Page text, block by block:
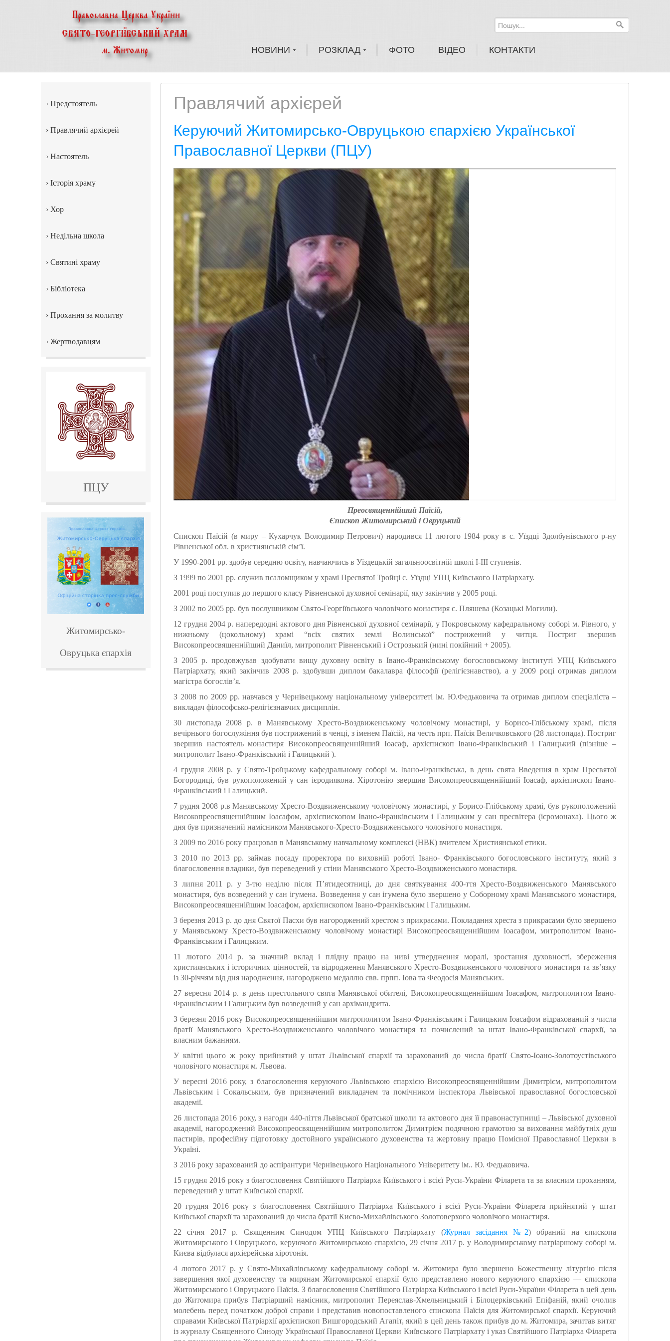
Пошук...
НОВИНИ РОЗКЛАД ФОТО ВІДЕО КОНТАКТИ
Правлячий архієрей
Керуючий Житомирсько-Овруцькою єпархією Української
Православної Церкви (ПЦУ)
Преосвященнійший Паїсій,
Єпископ Житомирський і Овруцький
Єпископ Паїсій (в миру – Кухарчук Володимир Петрович) народився 11 лютого 1984 року в с. Уїздці Здолбунівського р-ну
Рівненської обл. в християнській сім’ї.
У 1990-2001 рр. здобув середню освіту, навчаючись в Уїздецькій загальноосвітній школі І-ІІІ ступенів.
З 1999 по 2001 рр. служив псаломщиком у храмі Пресвятої Тройці с. Уїздці УПЦ Київського Патріархату.
2001 році поступив до першого класу Рівненської духовної семінарії, яку закінчив у 2005 році.
З 2002 по 2005 рр. був послушником Свято-Георгіївського чоловічого монастиря с. Пляшева (Козацькі Могили).
12 грудня 2004 р. напередодні актового дня Рівненської духовної семінарії, у Покровському кафедральному соборі м. Рівного, у
нижньому (цокольному) храмі “всіх святих землі Волинської” пострижений у читця. Постриг звершив
Високопреосвященнійший Даниїл, митрополит Рівненський і Острозький (нині покійний + 2005).
З 2005 р. продовжував здобувати вищу духовну освіту в Івано-Франківському богословському інституті УПЦ Київського
Патріархату, який закінчив 2008 р. здобувши диплом бакалавра філософії (релігієзнавство), а у 2009 році отримав диплом
магістра богослів’я.
З 2008 по 2009 рр. навчався у Чернівецькому національному університеті ім. Ю.Федьковича та отримав диплом спеціаліста –
викладач філософсько-релігієзнавчих дисциплін.
30 листопада 2008 р. в Манявському Хресто-Воздвиженському чоловічому монастирі, у Борисо-Глібському храмі, після
вечірнього богослужіння був пострижений в ченці, з іменем Паїсій, на честь прп. Паїсія Величковського (28 листопада). Постриг
звершив настоятель монастиря Високопреосвященнійший Іоасаф, архієпископ Івано-Франківський і Галицький (пізніше –
митрополит Івано-Франківський і Галицький ).
4 грудня 2008 р. у Свято-Троїцькому кафедральному соборі м. Івано-Франківська, в день свята Введення в храм Пресвятої
Богородиці, був рукоположений у сан ієродиякона. Хіротонію звершив Високопреосвященнійший Іоасаф, архієпископ Івано-
Франківський і Галицький.
7 рудня 2008 р.в Манявському Хресто-Воздвиженському чоловічому монастирі, у Борисо-Глібському храмі, був рукоположений
Високопреосвященнійшим Іоасафом, архієпископом Івано-Франківським і Галицьким у сан пресвітера (ієромонаха). Цього ж
дня був призначений намісником Манявського-Хресто-Воздвиженського чоловічого монастиря.
З 2009 по 2016 року працював в Манявському навчальному комплексі (НВК) вчителем Християнської етики.
3 2010 по 2013 рр. займав посаду проректора по виховній роботі Івано- Франківського богословського інституту, який з
благословення владики, був переведений у стіни Манявського Хресто-Воздвиженського монастиря.
3 липня 2011 р. у 3-тю неділю після П’ятидесятниці, до дня святкування 400-ття Хресто-Воздвиженського Манявського
монастиря, був возведений у сан ігумена. Возведення у сан ігумена було звершено у Соборному храмі Манявського монастиря,
Високопреосвященнійшим Іоасафом, архієпископом Івано-Франківським і Галицьким.
3 березня 2013 р. до дня Святої Пасхи був нагороджений хрестом з прикрасами. Покладання хреста з прикрасами було звершено
у Манявському Хресто-Воздвиженському чоловічому монастирі Високопреосвященнійшим Іоасафом, митрополитом Івано-
Франківським і Галицьким.
11 лютого 2014 р. за значний вклад і плідну працю на ниві утвердження моралі, зростання духовності, збереження
християнських і історичних цінностей, та відродження Манявського Хресто-Воздвиженського чоловічого монастиря та зв’язку
із 30-річчям від дня народження, нагороджено медаллю свв. прпп. Іова та Феодосія Манявських.
27 вересня 2014 р. в день престольного свята Манявської обителі, Високопреосвященнійшим Іоасафом, митрополитом Івано-
Франківським і Галицьким був возведений у сан архімандрита.
З березня 2016 року Високопреосвященнійшим митрополитом Івано-Франківським і Галицьким Іоасафом відрахований з числа
братії Манявського Хресто-Воздвиженського чоловічого монастиря та почислений за штат Івано-Франківської єпархії, за
власним бажанням.
У квітні цього ж року прийнятий у штат Львівської єпархії та зарахований до числа братії Свято-Іоано-Золотоустівського
чоловічого монастиря м. Львова.
У вересні 2016 року, з благословення керуючого Львівською єпархією Високопреосвященнійшим Димитрієм, митрополитом
Львівським і Сокальським, був призначений викладачем та помічником інспектора Львівської православної богословської
академії.
26 листопада 2016 року, з нагоди 440-ліття Львівської братської школи та актового дня її правонаступниці – Львівської духовної
академії, нагороджений Високопреосвященнійшим митрополитом Димитрієм подячною грамотою за виховання майбутніх душ
пастирів, професійну підготовку достойного українського духовенства та жертовну працю Помісної Православної Церкви в
Україні.
З 2016 року зарахований до аспірантури Чернівецького Національного Універитету ім.. Ю. Федьковича.
15 грудня 2016 року з благословення Святійшого Патріарха Київського і всієї Руси-України Філарета та за власним проханням,
переведений у штат Київської єпархії.
20 грудня 2016 року з благословення Святійшого Патріарха Київського і всієї Руси-України Філарета прийнятий у штат
Київської єпархії та зарахований до числа братії Києво-Михайлівського Золотоверхого чоловічого монастиря.
22 січня 2017 р. Священним Синодом УПЦ Київського Патріархату (Журнал засідання №2) обраний на єпископа
Житомирського і Овруцького, керуючого Житомирською єпархією, 29 січня 2017 р. у Володимирському патріаршому соборі м.
Києва відбулася архієрейська хіротонія.
4 лютого 2017 р. у Свято-Михайлівському кафедральному соборі м. Житомира було звершено Божественну літургію після
завершення якої духовенству та мирянам Житомирської єпархії було представлено нового керуючого єпархією — єпископа
Житомирського і Овруцького Паїсія. З благословення Святійшого Патріарха Київського і всієї Руси-України Філарета в цей день
до Житомира прибув Патріарший намісник, митрополит Переяслав-Хмельницький і Білоцерківський Епіфаній, який очолив
молебень перед початком доброї справи і представив новопоставленого єпископа Паїсія для Житомирської єпархії. Керуючий
справами Київської Патріархії архієпископ Вишгородський Агапіт, який в цей день також прибув до м. Житомира, зачитав витяг
із журналу Священного Синоду Української Православної Церкви Київського Патріархату і указ Святійшого Патріарха Філарета
› Предстоятель
› Правлячий архієрей
› Настоятель
› Історія храму
› Хор
› Недільна школа
› Святині храму
› Бібліотека
› Прохання за молитву
› Жертводавцям
ПЦУ
Житомирсько-
Овруцька єпархія